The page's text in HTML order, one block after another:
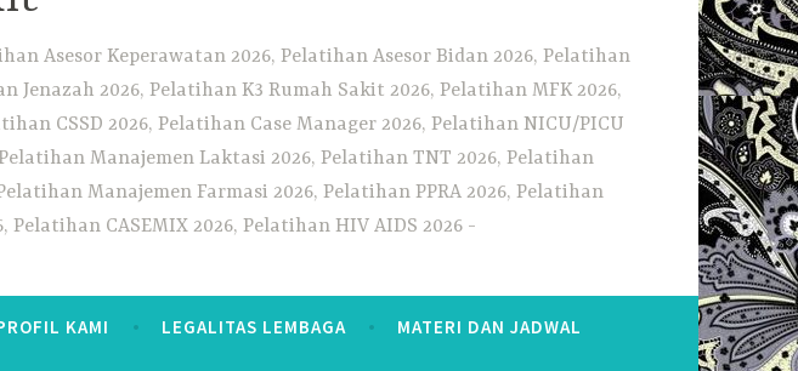
Asesor Keperawatan 2026, Pelatihan Asesor Bidan 2026, Pelatihan
2026, Pelatihan K3 Rumah Sakit 2026, Pelatihan MFK 2026,
CSSD 2026, Pelatihan Case Manager 2026, Pelatihan NICU/PICU
Manajemen Laktasi 2026, Pelatihan TNT 2026, Pelatihan
Manajemen Farmasi 2026, Pelatihan PPRA 2026, Pelatihan
Pelatihan CASEMIX 2026, Pelatihan HIV AIDS 2026
KAMI LEGALITAS LEMBAGA MATERI DAN JADWAL